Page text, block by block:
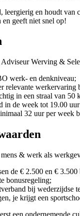
leergierig en houdt
en geeft niet snel op!
Werving &
werk- en denkniveau;
relevante
in een straal van 50
in de week tot 19.00
32 uur per week
& werk als
de € 2.500 en €
bonusregeling;
bij wederzijdse
je krijgt een